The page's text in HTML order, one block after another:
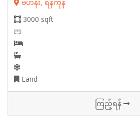
ဗဟန်း, ရန်ကုန်
3000 sqft
Land
ကြည့်ရန်